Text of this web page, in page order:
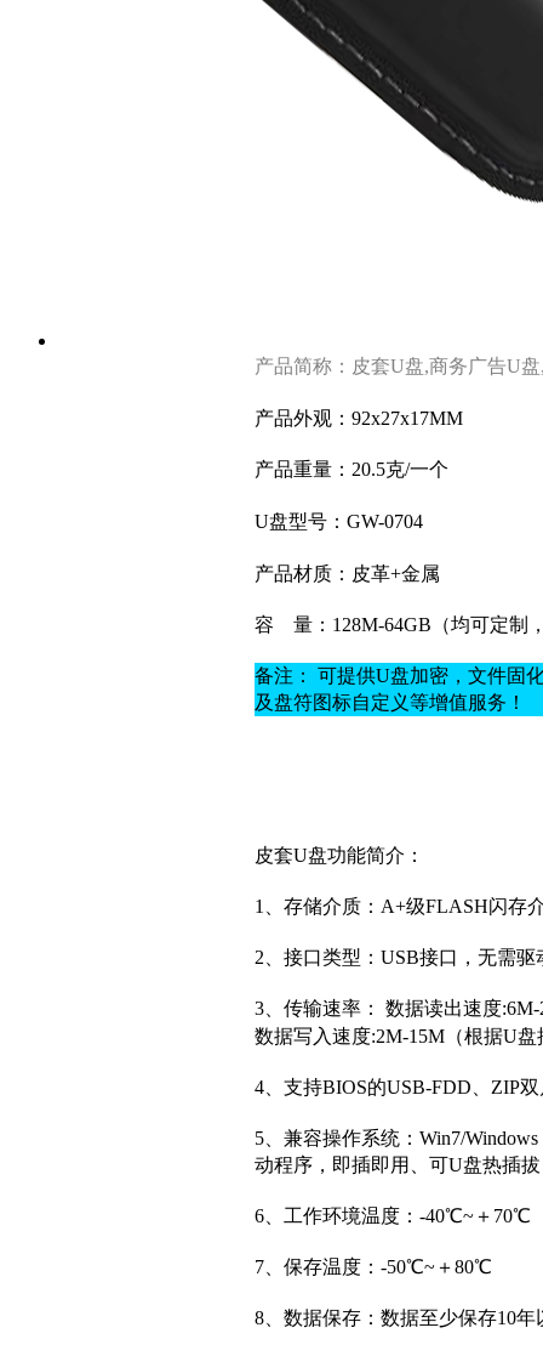
产品简称：皮套U盘,商务广告U
产品外观：92x27x17MM
产品重量：20.5克/一个
U盘型号：GW-0704
产品材质： 皮革+金属
容 量：128M-64GB（均可定制
备注： 可提供U盘加密，文件固
及盘符图标自定义等增值服务！
皮套U盘功能简介：
1、存储介质：A+级FLASH闪存
2、接口类型：USB接口，无需
3、传输速率： 数据读出速度
数据写入速度:2M-15M（根据U
4、支持BIOS的USB-FDD、ZIP
5、兼容操作系统：Win7/
动程序，即插即用、可U盘热插
6、工作环境温度：-40℃~＋70℃
7、保存温度：-50℃~＋80℃
8、数据保存：数据至少保存10年